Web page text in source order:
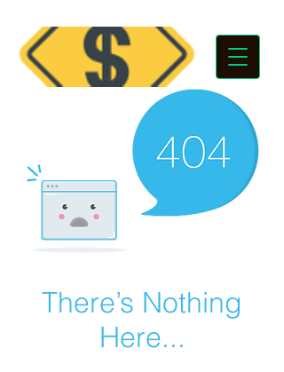
There’s Nothing
Here...